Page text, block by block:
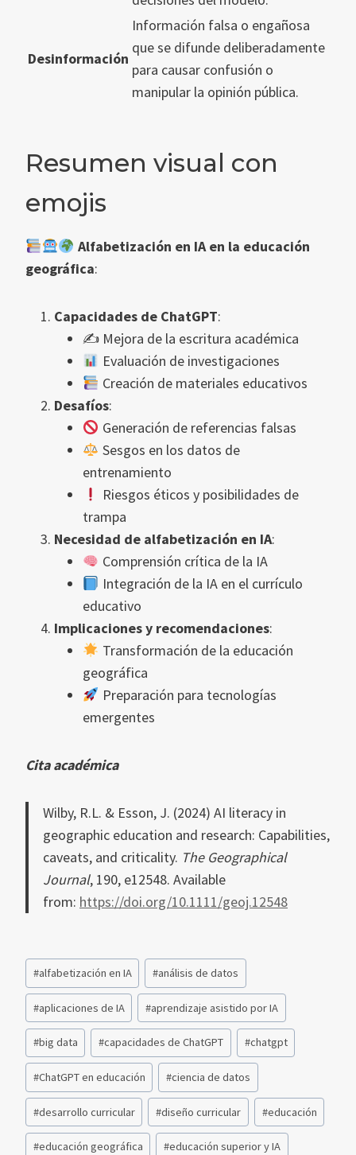
Desinformación
Información falsa o engañosa
que se difunde deliberadamente
para causar confusión o
manipular la opinión pública.
Resumen visual con
emojis
Alfabetización en IA en la educación
geográfica:
Capacidades de ChatGPT:
✍️ Mejora de la escritura académica
Evaluación de investigaciones
Creación de materiales educativos
Desafíos:
Generación de referencias falsas
Sesgos en los datos de
entrenamiento
Riesgos éticos y posibilidades de
trampa
Necesidad de alfabetización en IA:
Comprensión crítica de la IA
Integración de la IA en el currículo
educativo
Implicaciones y recomendaciones:
Transformación de la educación
geográfica
Preparación para tecnologías
emergentes
Cita académica
Wilby, R.L. & Esson, J. (2024) AI literacy in
geographic education and research: Capabilities,
caveats, and criticality. The Geographical
Journal, 190, e12548. Available
from: https://doi.org/10.1111/geoj.12548
Etiquetas
de
la
entrada:
#alfabetización en IA #análisis de datos
#aplicaciones de IA #aprendizaje asistido por IA
#big data #capacidades de ChatGPT #chatgpt
#ChatGPT en educación #ciencia de datos
#desarrollo curricular #diseño curricular #educación
#educación geográfica #educación superior y IA